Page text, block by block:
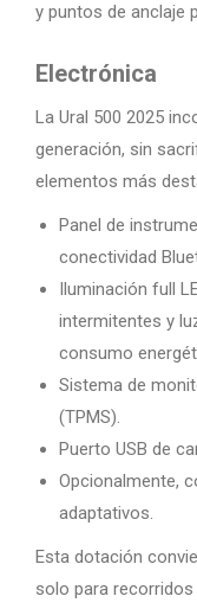
y puntos de anclaje
Electrónica
La Ural 500 2025
generación, sin
elementos más
Panel de
conectividad
Iluminación full
intermitentes y
consumo
Sistema de
(TPMS).
Puerto USB de
Opcionalmente,
adaptativos.
Esta dotación
solo para